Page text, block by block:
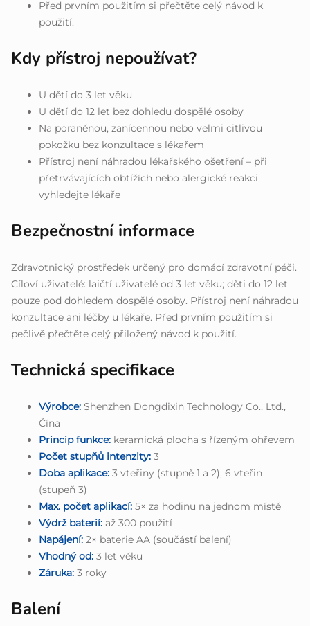
Před prvním použitím si přečtěte celý návod k
použití.
Kdy přístroj nepoužívat?
U dětí do 3 let věku
U dětí do 12 let bez dohledu dospělé osoby
Na poraněnou, zanícennou nebo velmi citlivou
pokožku bez konzultace s lékařem
Přístroj není náhradou lékařského ošetření – při
přetrvávajících obtížích nebo alergické reakci
vyhledejte lékaře
Bezpečnostní informace
Zdravotnický prostředek určený pro domácí zdravotní péči.
Cíloví uživatelé: laičtí uživatelé od 3 let věku; děti do 12 let
pouze pod dohledem dospělé osoby. Přístroj není náhradou
konzultace ani léčby u lékaře. Před prvním použitím si
pečlivě přečtěte celý přiložený návod k použití.
Technická specifikace
Výrobce: Shenzhen Dongdixin Technology Co., Ltd.,
Čína
Princip funkce: keramická plocha s řízeným ohřevem
Počet stupňů intenzity: 3
Doba aplikace: 3 vteřiny (stupně 1 a 2), 6 vteřin
(stupeň 3)
Max. počet aplikací: 5× za hodinu na jednom místě
Výdrž baterií: až 300 použití
Napájení: 2× baterie AA (součástí balení)
Vhodný od: 3 let věku
Záruka: 3 roky
Balení